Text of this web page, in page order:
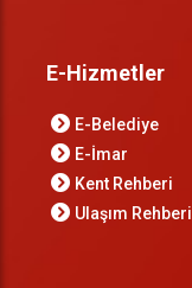
E-Hizmetler
E-Belediye
E-İmar
Kent Rehberi
Ulaşım Rehberi